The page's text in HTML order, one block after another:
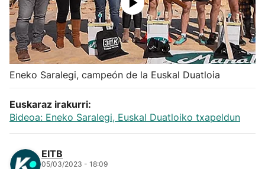
Ciclismo
Herri-kirolak
Balonmano
Kirolak 360
Atletismo
Eneko Saralegi, campeón de la Euskal Duatloia
Euskaraz irakurri:
Bideoa: Eneko Saralegi, Euskal Duatloiko txapeldun
EITB
05/03/2023 - 18:09